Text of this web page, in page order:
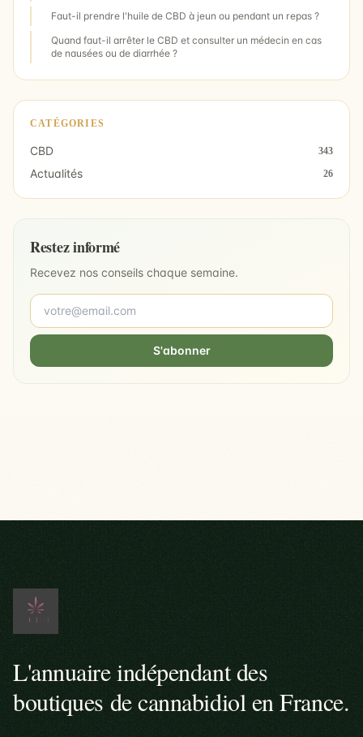
Faut-il prendre l'huile de CBD à jeun ou pendant un repas ?
Quand faut-il arrêter le CBD et consulter un médecin en cas
de nausées ou de diarrhée ?
CATÉGORIES
CBD 343
Actualités 26
Restez informé
Recevez nos conseils chaque semaine.
S'abonner
L'annuaire indépendant des
boutiques de cannabidiol en France.